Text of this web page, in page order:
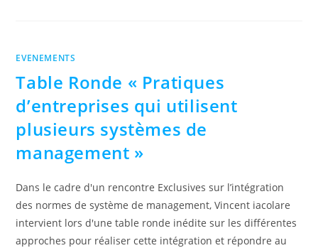
EVENEMENTS
Table Ronde « Pratiques
d’entreprises qui utilisent
plusieurs systèmes de
management »
Dans le cadre d'un rencontre Exclusives sur l’intégration
des normes de système de management, Vincent iacolare
intervient lors d'une table ronde inédite sur les différentes
approches pour réaliser cette intégration et répondre au